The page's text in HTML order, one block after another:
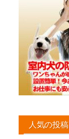
人気の投稿